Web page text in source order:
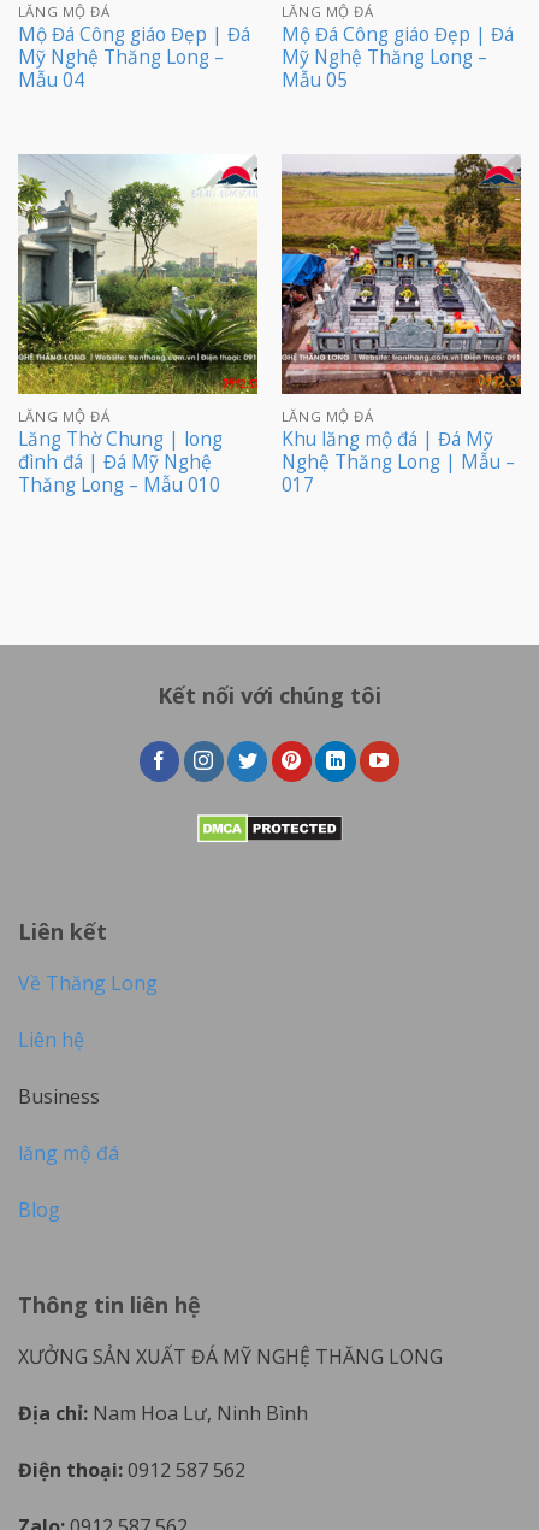
LĂNG MỘ ĐÁ
Mộ Đá Công giáo Đẹp | Đá
Mỹ Nghệ Thăng Long –
Mẫu 04
LĂNG MỘ ĐÁ
Mộ Đá Công giáo Đẹp | Đá
Mỹ Nghệ Thăng Long –
Mẫu 05
LĂNG MỘ ĐÁ
Lăng Thờ Chung | long
đình đá | Đá Mỹ Nghệ
Thăng Long – Mẫu 010
LĂNG MỘ ĐÁ
Khu lăng mộ đá | Đá Mỹ
Nghệ Thăng Long | Mẫu –
017
Kết nối với chúng tôi
Liên kết
Về Thăng Long
Liên hệ
Business
lăng mộ đá
Blog
Thông tin liên hệ
XƯỞNG SẢN XUẤT ĐÁ MỸ NGHỆ THĂNG LONG
Địa chỉ: Nam Hoa Lư, Ninh Bình
Điện thoại:0912 587 562